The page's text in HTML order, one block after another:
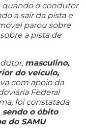
quando o condutor
a sair da pista e
parou sobre
a pista de
masculino,
do veículo,
com apoio da
Federal
foi constatada
o óbito
do SAMU